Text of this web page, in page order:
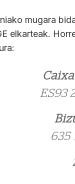
mugara
elkarteak.
ES93
635